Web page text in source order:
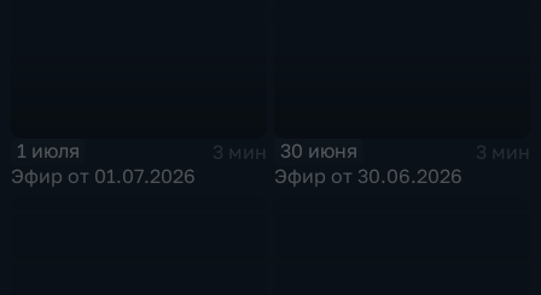
1 июля
3 мин
Эфир от 01.07.2026
30 июня
3 мин
Эфир от 30.06.2026